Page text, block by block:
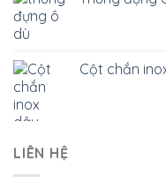
Cột chắn
LIÊN HỆ